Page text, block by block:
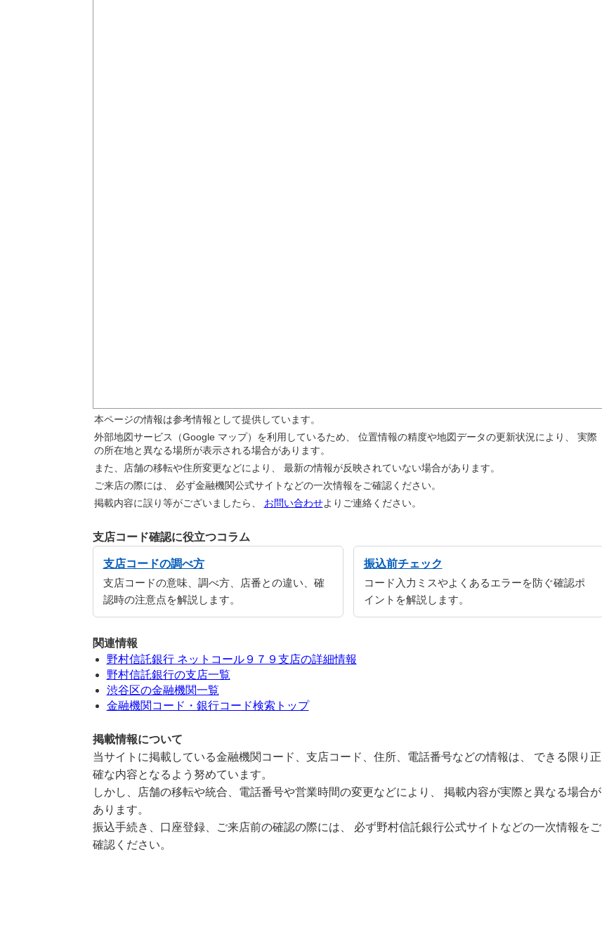
本ページの情報は参考情報として提供しています。
外部地図サービス（Google マップ）を利用しているため、 位置情報の精度や地図データの更新状況により、 実際
の所在地と異なる場所が表示される場合があります。
また、店舗の移転や住所変更などにより、 最新の情報が反映されていない場合があります。
ご来店の際には、 必ず金融機関公式サイトなどの一次情報をご確認ください。
掲載内容に誤り等がございましたら、 お問い合わせよりご連絡ください。
支店コード確認に役立つコラム
支店コードの調べ方
支店コードの意味、調べ方、店番との違い、確
認時の注意点を解説します。
振込前チェック
コード入力ミスやよくあるエラーを防ぐ確認ポ
イントを解説します。
関連情報
野村信託銀行 ネットコール９７９支店の詳細情報
野村信託銀行の支店一覧
渋谷区の金融機関一覧
金融機関コード・銀行コード検索トップ
掲載情報について
当サイトに掲載している金融機関コード、支店コード、住所、電話番号などの情報は、 できる限り正
確な内容となるよう努めています。
しかし、店舗の移転や統合、電話番号や営業時間の変更などにより、 掲載内容が実際と異なる場合が
あります。
振込手続き、口座登録、ご来店前の確認の際には、 必ず野村信託銀行公式サイトなどの一次情報をご
確認ください。